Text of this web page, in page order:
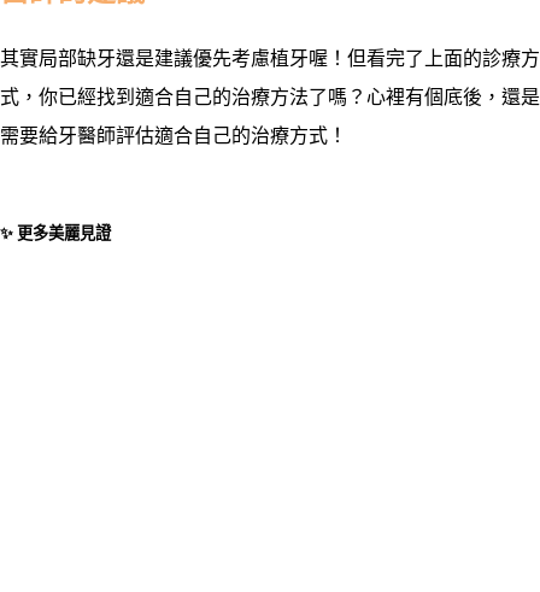
其實局部缺牙還是建議優先考慮植牙喔！但看完了上面的診療方
式，你已經找到適合自己的治療方法了嗎？心裡有個底後，還是
需要給牙醫師評估適合自己的治療方式！
✨ 更多美麗見證